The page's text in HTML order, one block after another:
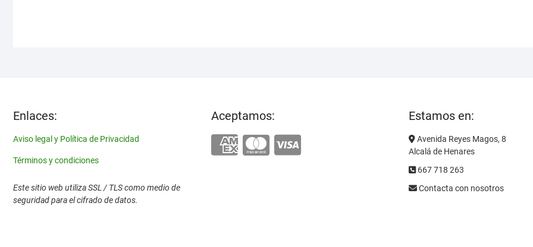
página
de
producto
Enlaces:
Aviso legal y Política de Privacidad
Términos y condiciones
Este sitio web utiliza SSL / TLS como medio de
seguridad para el cifrado de datos.
Aceptamos: Estamos en:
Avenida Reyes Magos, 8
Alcalá de Henares
667 718 263
Contacta con nosotros